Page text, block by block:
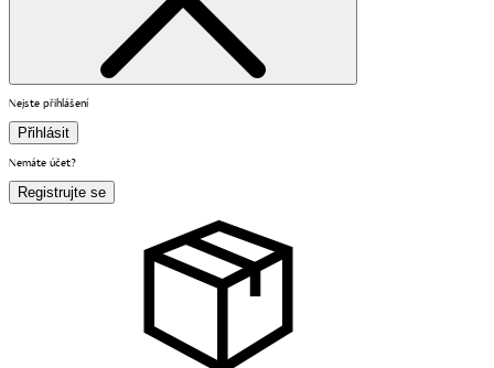
Nejste přihlášení
Přihlásit
Nemáte účet?
Registrujte se